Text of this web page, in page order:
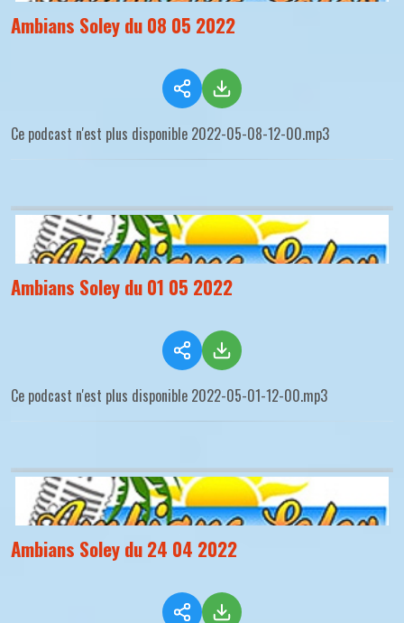
Ambians Soley du 08 05 2022
Ce podcast n'est plus disponible 2022-05-08-12-00.mp3
Ambians Soley du 01 05 2022
Ce podcast n'est plus disponible 2022-05-01-12-00.mp3
Ambians Soley du 24 04 2022